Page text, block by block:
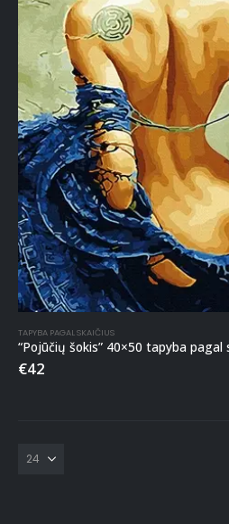
TAPYBA PAGAL SKAIČIUS
“Pojūčių šokis” 40×50 tapyba pagal
€42